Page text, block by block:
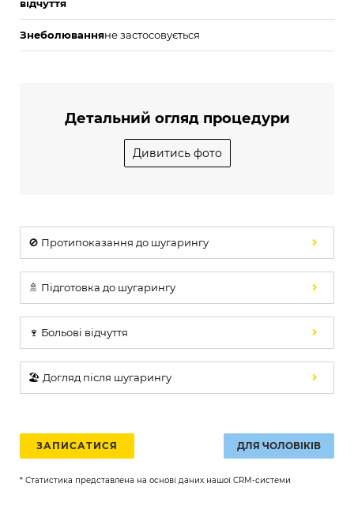
відчуття
Знеболюванняне застосовується
Детальний огляд процедури
Дивитись фото
🚫 Протипоказання до шугарингу
🚿 Підготовка до шугарингу
🍷 Больові відчуття
🏖️ Догляд після шугарингу
ЗАПИСАТИСЯ ДЛЯ ЧОЛОВІКІВ
* Статистика представлена на основі даних нашої CRM-системи